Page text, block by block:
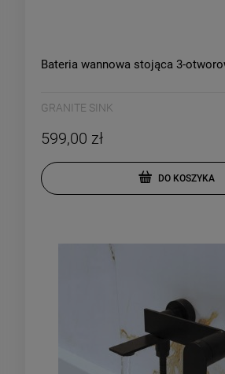
Bateria wannowa stojąca 3-
GRANITE SINK
599,00 zł
DO KOSZYKA